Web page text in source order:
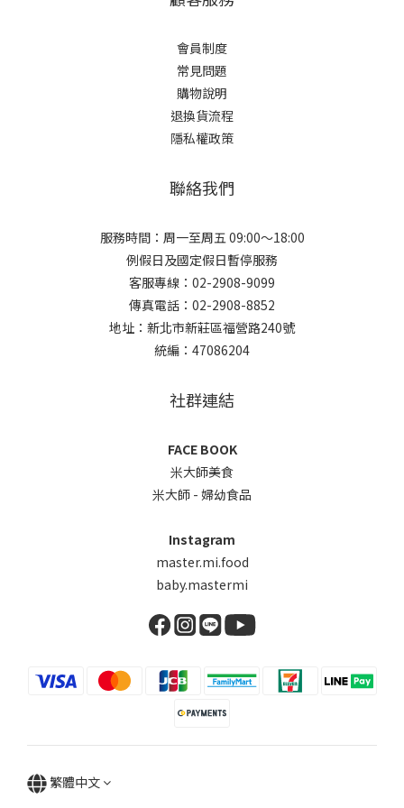
會員制度
常見問題
購物說明
退換貨流程
隱私權政策
聯絡我們
服務時間：周一至周五 09:00～18:00
例假日及國定假日暫停服務
客服專線：02-2908-9099
傳真電話：02-2908-8852
地址：新北市新莊區福營路240號
統編：47086204
社群連結
FACE BOOK
米大師美食
米大師 - 婦幼食品
Instagram
master.mi.food
baby.mastermi
繁體中文